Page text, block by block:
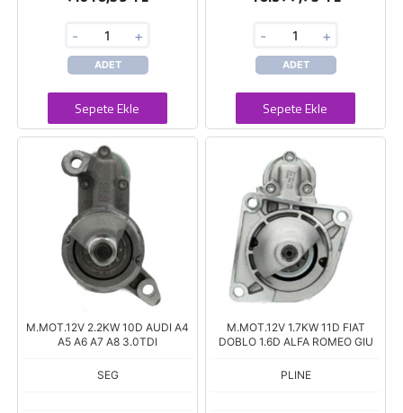
- +
ADET
Sepete Ekle
- +
ADET
Sepete Ekle
M.MOT.12V 2.2KW 10D AUDI A4
A5 A6 A7 A8 3.0TDI
SEG
M.MOT.12V 1.7KW 11D FIAT
DOBLO 1.6D ALFA ROMEO GIU
PLINE